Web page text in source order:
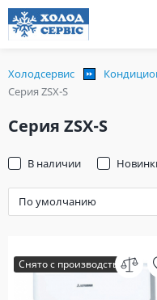
Холодсервис
Серия ZSX-S
Серия ZSX-S
В наличии
Снято с производства